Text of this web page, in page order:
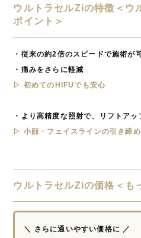
ウルトラセルZiの特徴＜ウ
ポイント＞
・従来の約2倍のスピードで施術が
・痛みをさらに軽減
▷ 初めてのHIFUでも安心
・より高精度な照射で、リフトアッ
▷ 小顔・フェイスラインの引き締
ウルトラセルZiの価格＜も
＼ さらに通いやすい価格に ／